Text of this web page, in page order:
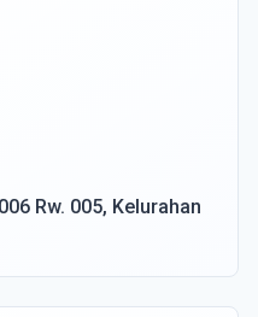
Rw. 005, Kelurahan